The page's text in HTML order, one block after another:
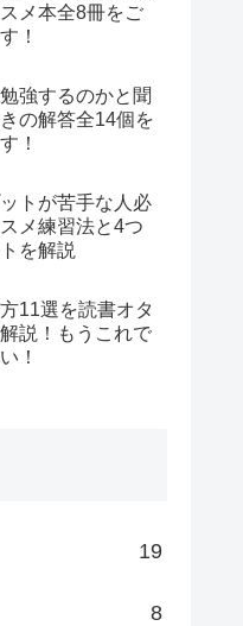
メ本全8冊をご
！
強するのかと聞
の解答全14個を
！
トが苦手な人必
メ練習法と4つ
を解説
11選を読書オタ
説！もうこれで
！
19
8